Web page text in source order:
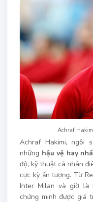
Achraf
Achraf Hakimi, ngôi
những hậu vệ hay
độ, kỹ thuật cá nhân
cực kỳ ấn tượng. Từ
Inter Milan và giờ là
chứng minh được giá